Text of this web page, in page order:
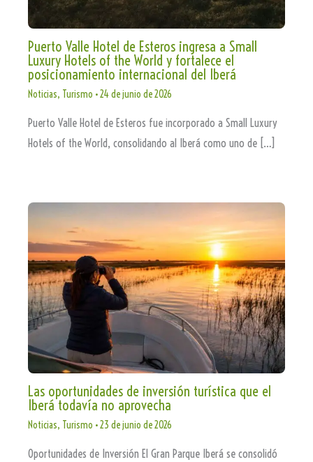
Puerto Valle Hotel de Esteros ingresa a Small
Luxury Hotels of the World y fortalece el
posicionamiento internacional del Iberá
Noticias, Turismo •24 de junio de 2026
Puerto Valle Hotel de Esteros fue incorporado a Small Luxury
Hotels of the World, consolidando al Iberá como uno de […]
Las oportunidades de inversión turística que el
Iberá todavía no aprovecha
Noticias, Turismo •23 de junio de 2026
Oportunidades de Inversión El Gran Parque Iberá se consolidó